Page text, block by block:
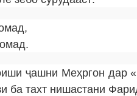
ҷашни Меҳргон дар
ба тахт нишастани